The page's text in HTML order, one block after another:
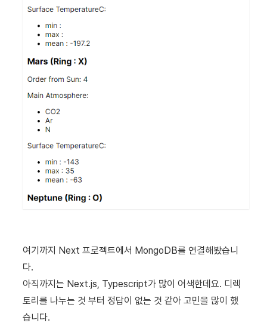
여기까지 Next 프로젝트에서 MongoDB를 연결해봤습니
다.
아직까지는 Next.js, Typescript가 많이 어색한데요. 디렉
토리를 나누는 것 부터 정답이 없는 것 같아 고민을 많이 했
습니다.